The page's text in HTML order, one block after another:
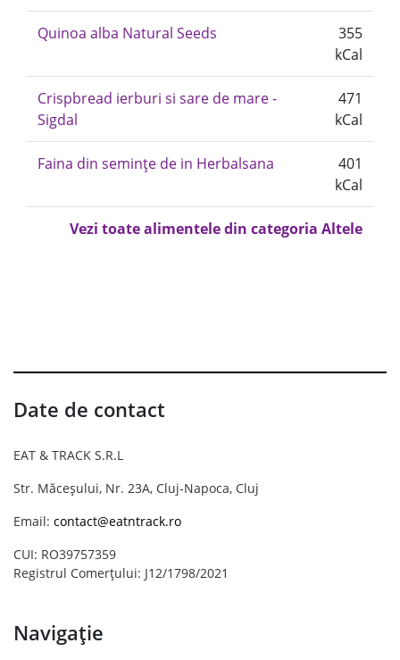
Quinoa alba Natural Seeds
355
kCal
Crispbread ierburi si sare de mare -
Sigdal
471
kCal
Faina din semințe de in Herbalsana
401
kCal
Vezi toate alimentele din categoria Altele
Date de contact
EAT & TRACK S.R.L
Str. Măceșului, Nr. 23A, Cluj-Napoca, Cluj
Email: contact@eatntrack.ro
CUI: RO39757359
Registrul Comerțului: J12/1798/2021
Navigație